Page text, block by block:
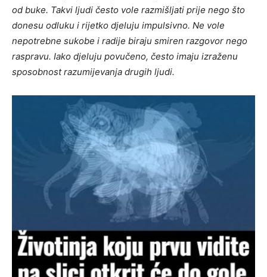
od buke. Takvi ljudi često vole razmišljati prije nego što
donesu odluku i rijetko djeluju impulsivno. Ne vole
nepotrebne sukobe i radije biraju smiren razgovor nego
raspravu. Iako djeluju povučeno, često imaju izraženu
sposobnost razumijevanja drugih ljudi.